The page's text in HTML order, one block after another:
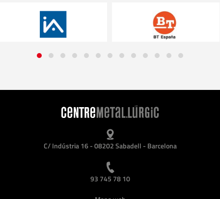
C/ Indústria 16 - 08202 Sabadell - Barcelona
93 745 78 10